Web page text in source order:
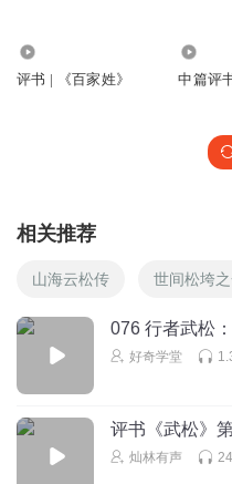
评书 | 《百家姓》 中篇评
相关推荐
山海云松传 世间松垮
076 行者武松
好奇学堂
评书《武松》
灿林有声